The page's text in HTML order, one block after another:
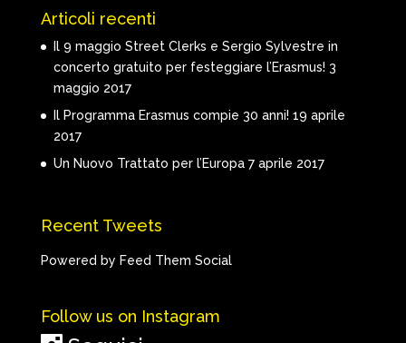
Articoli recenti
Il 9 maggio Street Clerks e Sergio Sylvestre in
concerto gratuito per festeggiare l’Erasmus! 3
maggio 2017
Il Programma Erasmus compie 30 anni! 19 aprile
2017
Un Nuovo Trattato per l’Europa 7 aprile 2017
Recent Tweets
Powered by Feed Them Social
Follow us on Instagram